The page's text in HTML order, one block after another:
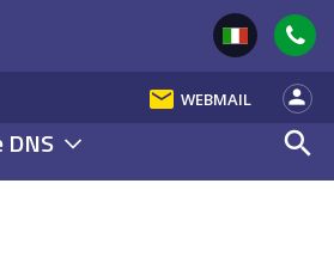
email WEBMAIL person
DNS search